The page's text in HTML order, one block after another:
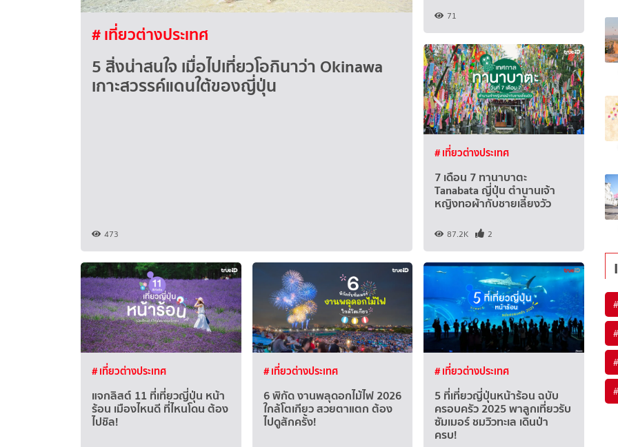
# เที่ยวต่างประเทศ
5 สิ่งน่าสนใจ เมื่อไปเที่ยวโอกินาว่า Okinawa
เกาะสวรรค์แดนใต้ของญี่ปุ่น
473
71
# เที่ยวต่างประเทศ
7 เดือน 7 ทานาบาตะ
Tanabata ญี่ปุ่น ตำนานเจ้า
หญิงทอผ้ากับชายเลี้ยงวัว
87.2K 2
# เที่ยวต่างประเทศ
แจกลิสต์ 11 ที่เที่ยวญี่ปุ่น หน้า
ร้อน เมืองไหนดี ที่ไหนโดน ต้อง
ไปชิล!
# เที่ยวต่างประเทศ
6 พิกัด งานพลุดอกไม้ไฟ 2026
ใกล้โตเกียว สวยตาแตก ต้อง
ไปดูสักครั้ง!
# เที่ยวต่างประเทศ
5 ที่เที่ยวญี่ปุ่นหน้าร้อน ฉบับ
ครอบครัว 2025 พาลูกเที่ยวรับ
ซัมเมอร์ ชมวิวทะเล เดินป่า
ครบ!